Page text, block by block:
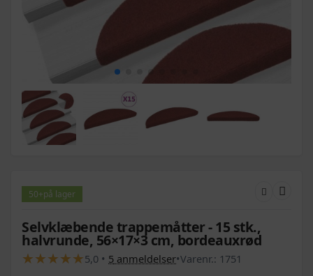
50+på lager
Selvklæbende trappemåtter - 15 stk.,
halvrunde, 56×17×3 cm, bordeauxrød
★
★★
★★
★★
★★
★5,0 • 5 anmeldelser•Varenr.: 1751